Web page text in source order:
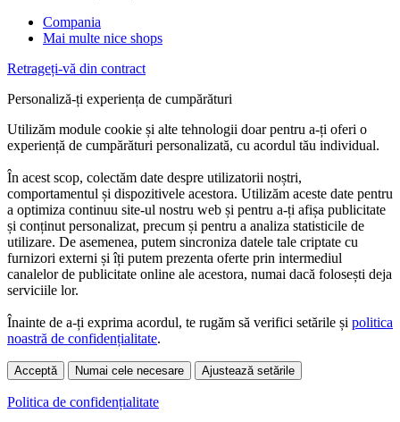
Compania
Mai multe nice shops
Retrageți-vă din contract
Personaliză-ți experiența de cumpărături
Utilizăm module cookie și alte tehnologii doar pentru a-ți oferi o
experiență de cumpărături personalizată, cu acordul tău individual.
În acest scop, colectăm date despre utilizatorii noștri,
comportamentul și dispozitivele acestora. Utilizăm aceste date pentru
a optimiza continuu site-ul nostru web și pentru a-ți afișa publicitate
și conținut personalizat, precum și pentru a analiza statisticile de
utilizare. De asemenea, putem sincroniza datele tale criptate cu
furnizori externi și îți putem prezenta oferte prin intermediul
canalelor de publicitate online ale acestora, numai dacă folosești deja
serviciile lor.
Înainte de a-ți exprima acordul, te rugăm să verifici setările și politica
noastră de confidențialitate.
Acceptă Numai cele necesare Ajustează setările
Politica de confidențialitate